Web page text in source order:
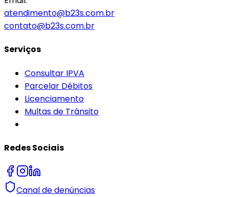
atendimento@b23s.com.br
contato@b23s.com.br
Serviços
Consultar IPVA
Parcelar Débitos
Licenciamento
Multas de Trânsito
Redes Sociais
Canal de denúncias